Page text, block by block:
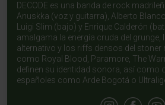
DECODE es una banda de rock
Anuskka (voz y guitarra), Alberto
Luigi Slim (bajo) y Enrique Calderón
amalgama la energía cruda del
alternativo y los riffs densos del stoner
como Royal Blood, Paramore, The
definen su identidad sonora, así como
españoles como Arde Bogotá o